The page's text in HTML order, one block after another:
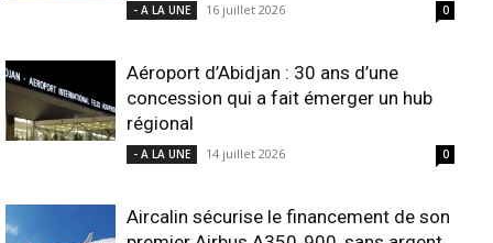
- A LA UNE 16 juillet 2026 0
Aéroport d’Abidjan : 30 ans d’une
concession qui a fait émerger un hub
régional
- A LA UNE 14 juillet 2026 0
Aircalin sécurise le financement de son